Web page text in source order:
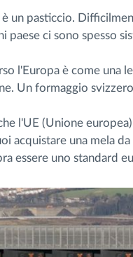
le caratteristiche
un pasticcio.
paese ci sono spesso
l'Europa è come una
Un formaggio
l'UE (Unione
acquistare una mela
essere uno standard